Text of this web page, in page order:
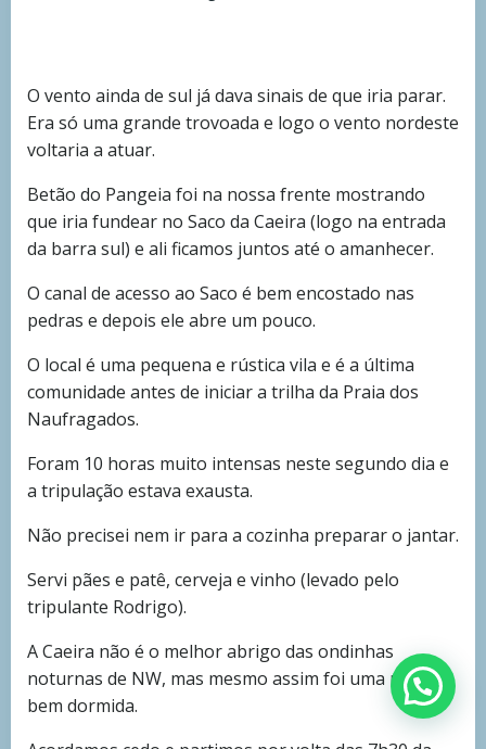
O vento ainda de sul já dava sinais de que iria parar.
Era só uma grande trovoada e logo o vento nordeste
voltaria a atuar.
Betão do Pangeia foi na nossa frente mostrando
que iria fundear no Saco da Caeira (logo na entrada
da barra sul) e ali ficamos juntos até o amanhecer.
O canal de acesso ao Saco é bem encostado nas
pedras e depois ele abre um pouco.
O local é uma pequena e rústica vila e é a última
comunidade antes de iniciar a trilha da Praia dos
Naufragados.
Foram 10 horas muito intensas neste segundo dia e
a tripulação estava exausta.
Não precisei nem ir para a cozinha preparar o jantar.
Servi pães e patê, cerveja e vinho (levado pelo
tripulante Rodrigo).
A Caeira não é o melhor abrigo das ondinhas
noturnas de NW, mas mesmo assim foi uma noite
bem dormida.
Mais informações?